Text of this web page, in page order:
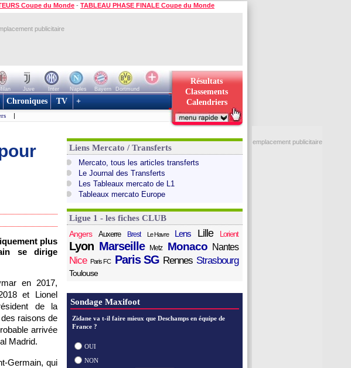
Coupe du Monde - TABLEAU PHASE FINALE Coupe du Monde
publicitaire
Juve Inter Naples Bayern
Dortmund
Résultats
Classements
Calendriers
Chroniques TV +
|
plus
se dirige
en 2017,
et Lionel
de la
raisons de
arrivée
Madrid.
Germain, qui
Liens Mercato / Transferts
Mercato, tous les articles transferts
Le Journal des Transferts
Les Tableaux mercato de L1
Tableaux mercato Europe
Ligue 1 - les fiches CLUB
Angers
Auxerre Brest Le Havre Lens Lille Lorient
Lyon Marseille Metz Monaco Nantes
Nice Paris FC Paris SG Rennes Strasbourg
Toulouse
Sondage Maxifoot
Zidane va t-il faire mieux que Deschamps en équipe de
France ?
OUI
NON
emplacement publicitaire